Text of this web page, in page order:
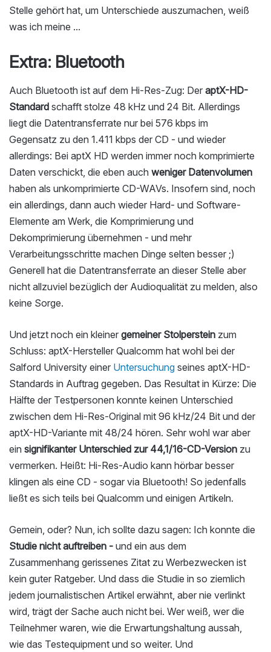
Stelle gehört hat, um Unterschiede auszumachen, weiß
was ich meine ...
Extra: Bluetooth
Auch Bluetooth ist auf dem Hi-Res-Zug: Der aptX-HD-
Standard schafft stolze 48 kHz und 24 Bit. Allerdings
liegt die Datentransferrate nur bei 576 kbps im
Gegensatz zu den 1.411 kbps der CD - und wieder
allerdings: Bei aptX HD werden immer noch komprimierte
Daten verschickt, die eben auch weniger Datenvolumen
haben als unkomprimierte CD-WAVs. Insofern sind, noch
ein allerdings, dann auch wieder Hard- und Software-
Elemente am Werk, die Komprimierung und
Dekomprimierung übernehmen - und mehr
Verarbeitungsschritte machen Dinge selten besser ;)
Generell hat die Datentransferrate an dieser Stelle aber
nicht allzuviel bezüglich der Audioqualität zu melden, also
keine Sorge.
Und jetzt noch ein kleiner gemeiner Stolperstein zum
Schluss: aptX-Hersteller Qualcomm hat wohl bei der
Salford University einer Untersuchung seines aptX-HD-
Standards in Auftrag gegeben. Das Resultat in Kürze: Die
Hälfte der Testpersonen konnte keinen Unterschied
zwischen dem Hi-Res-Original mit 96 kHz/24 Bit und der
aptX-HD-Variante mit 48/24 hören. Sehr wohl war aber
ein signifikanter Unterschied zur 44,1/16-CD-Version zu
vermerken. Heißt: Hi-Res-Audio kann hörbar besser
klingen als eine CD - sogar via Bluetooth! So jedenfalls
ließt es sich teils bei Qualcomm und einigen Artikeln.
Gemein, oder? Nun, ich sollte dazu sagen: Ich konnte die
Studie nicht auftreiben - und ein aus dem
Zusammenhang gerissenes Zitat zu Werbezwecken ist
kein guter Ratgeber. Und dass die Studie in so ziemlich
jedem journalistischen Artikel erwähnt, aber nie verlinkt
wird, trägt der Sache auch nicht bei. Wer weiß, wer die
Teilnehmer waren, wie die Erwartungshaltung aussah,
wie das Testequipment und so weiter. Und